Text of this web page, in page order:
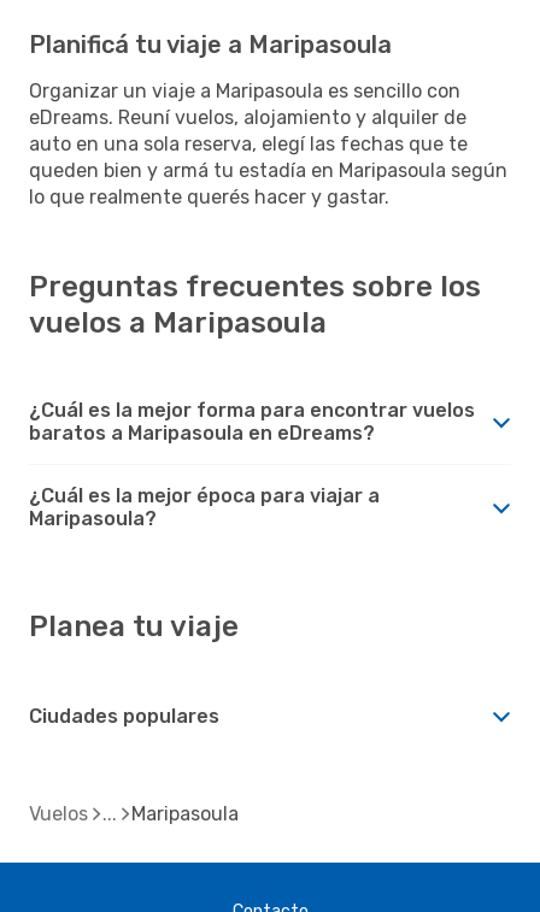
Planificá tu viaje a Maripasoula
Organizar un viaje a Maripasoula es sencillo con
eDreams. Reuní vuelos, alojamiento y alquiler de
auto en una sola reserva, elegí las fechas que te
queden bien y armá tu estadía en Maripasoula según
lo que realmente querés hacer y gastar.
Preguntas frecuentes sobre los
vuelos a Maripasoula
¿Cuál es la mejor forma para encontrar vuelos
baratos a Maripasoula en eDreams?
¿Cuál es la mejor época para viajar a
Maripasoula?
Planea tu viaje
Ciudades populares
Vuelos Maripasoula